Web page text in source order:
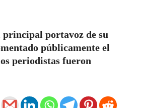
portavoz de su
públicamente el
periodistas fueron